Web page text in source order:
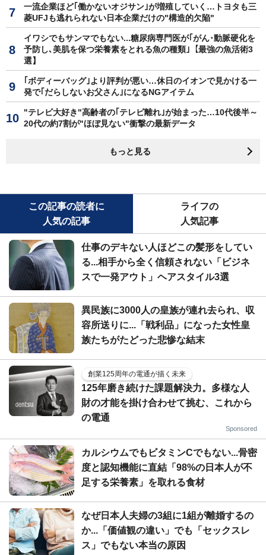
一流企業ほど｢働かないオジサン｣が増殖していく…トヨタも三
菱UFJも逃れられない日本企業だけの"構造的欠陥"
イワシでもサンマでもない...糖尿病専門医が｢がん･動脈硬化を
予防し､美肌を保つ栄養素をとれる魚の種類｣【最強の魚活術3
選】
｢ボディーバッグ｣より評判が悪い…休日のイオンで見かける一
発で｢だらしないお父さん｣になるNGアイテム
"テレビ大好き"高齢者の｢テレビ離れ｣が始まった…10代後半～
20代の約7割が"ほぼ見ない"衝撃の最新データ
もっと見る
この記事の読者に
人気の記事
ライフの
人気記事
仕事のデキない人ほどこの髪形をしてい
る...相手から全く信頼されない「ビジネ
スで一発アウト」ヘアスタイル3選
異民族に3000人の皇族が連れ去られ、収
容所送りに...「戦利品」になった女性皇
族たちがたどった悲惨な結末
創業125周年の電通が描く未来
125年磨き続けた課題解決力。多様な人
財の才能を掛け合わせて挑む、これから
の電通
Sponsored
カルシウムでもビタミンCでもない...骨密
度と認知機能に直結「98%の日本人が不
足する栄養素」を取れる食材
なぜ日本人夫婦の3組に1組が離婚するの
か...「価値観の違い」でも「セックスレ
ス」でもない本当の原因